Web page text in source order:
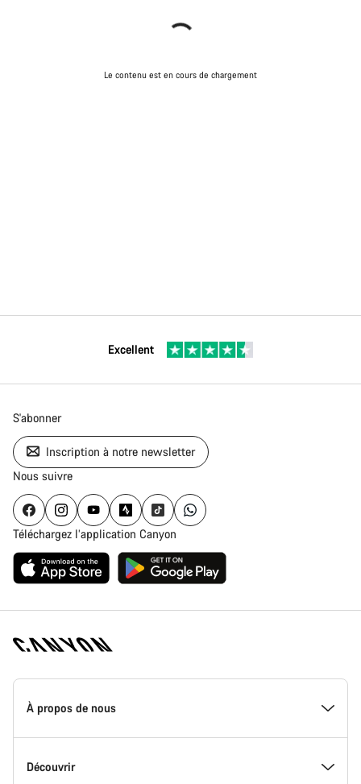
Le contenu est en cours de chargement
Excellent
S'abonner
Inscription à notre newsletter
Nous suivre
Téléchargez l’application Canyon
Page
d'accueil
Canyon
-
À propos de nous
Inside Canyon
Découvrir